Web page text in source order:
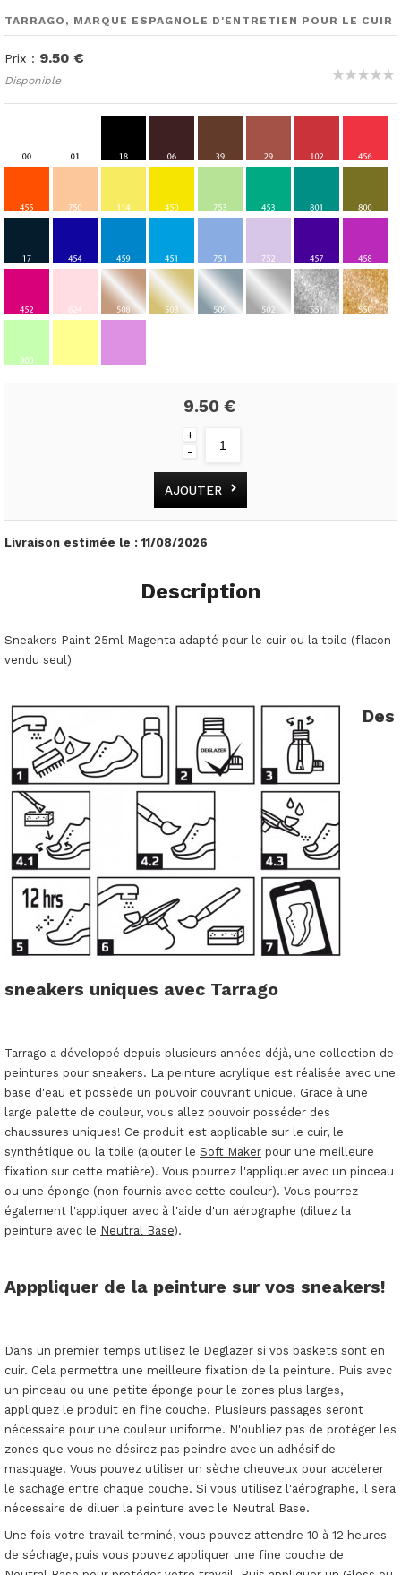
TARRAGO, MARQUE ESPAGNOLE D'ENTRETIEN POUR LE CUIR
Prix : 9.50 €
Disponible
9.50 €
+
-
AJOUTER
Livraison estimée le :11/08/2026
Description
Sneakers Paint 25ml Magenta adapté pour le cuir ou la toile (flacon
vendu seul)
Des
sneakers uniques avec Tarrago
Tarrago a développé depuis plusieurs années déjà, une collection de
peintures pour sneakers. La peinture acrylique est réalisée avec une
base d'eau et possède un pouvoir couvrant unique. Grace à une
large palette de couleur, vous allez pouvoir posséder des
chaussures uniques! Ce produit est applicable sur le cuir, le
synthétique ou la toile (ajouter le Soft Maker pour une meilleure
fixation sur cette matière). Vous pourrez l'appliquer avec un pinceau
ou une éponge (non fournis avec cette couleur). Vous pourrez
également l'appliquer avec à l'aide d'un aérographe (diluez la
peinture avec le Neutral Base).
Apppliquer de la peinture sur vos sneakers!
Dans un premier temps utilisez le Deglazer si vos baskets sont en
cuir. Cela permettra une meilleure fixation de la peinture. Puis avec
un pinceau ou une petite éponge pour le zones plus larges,
appliquez le produit en fine couche. Plusieurs passages seront
nécessaire pour une couleur uniforme. N'oubliez pas de protéger les
zones que vous ne désirez pas peindre avec un adhésif de
masquage. Vous pouvez utiliser un sèche cheuveux pour accélerer
le sachage entre chaque couche. Si vous utilisez l'aérographe, il sera
nécessaire de diluer la peinture avec le Neutral Base.
Une fois votre travail terminé, vous pouvez attendre 10 à 12 heures
de séchage, puis vous pouvez appliquer une fine couche de